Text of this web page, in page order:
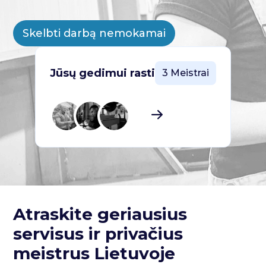
Skelbti darbą nemokamai
Jūsų gedimui rasti 3 Meistrai
Atraskite geriausius
servisus ir privačius
meistrus Lietuvoje